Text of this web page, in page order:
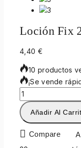
Loción Fix
4,40 €
10 productos
¡Se vende
Añadir Al
Compare